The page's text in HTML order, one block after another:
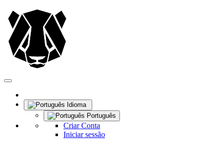
Idioma
Português
Criar Conta
Iniciar sessão